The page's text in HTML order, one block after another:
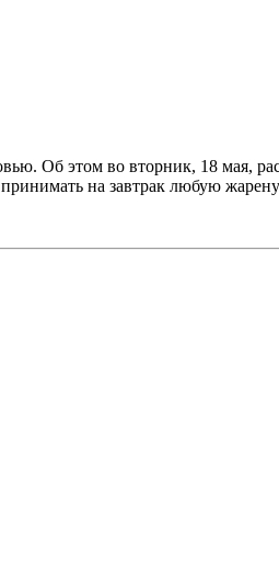
Об этом во вторник, 18 мая,
на завтрак любую